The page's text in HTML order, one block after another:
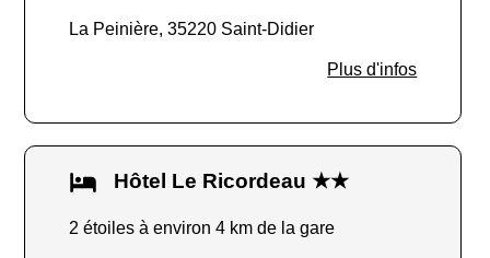
La Peinière, 35220 Saint-Didier
Plus d'infos
Hôtel Le Ricordeau ★★
2 étoiles à environ 4 km de la gare